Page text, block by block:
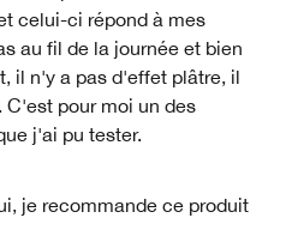
celui-ci répond à mes
au fil de la journée et bien
il n'y a pas d'effet plâtre, il
C'est pour moi un des
j'ai pu tester.
je recommande ce produit